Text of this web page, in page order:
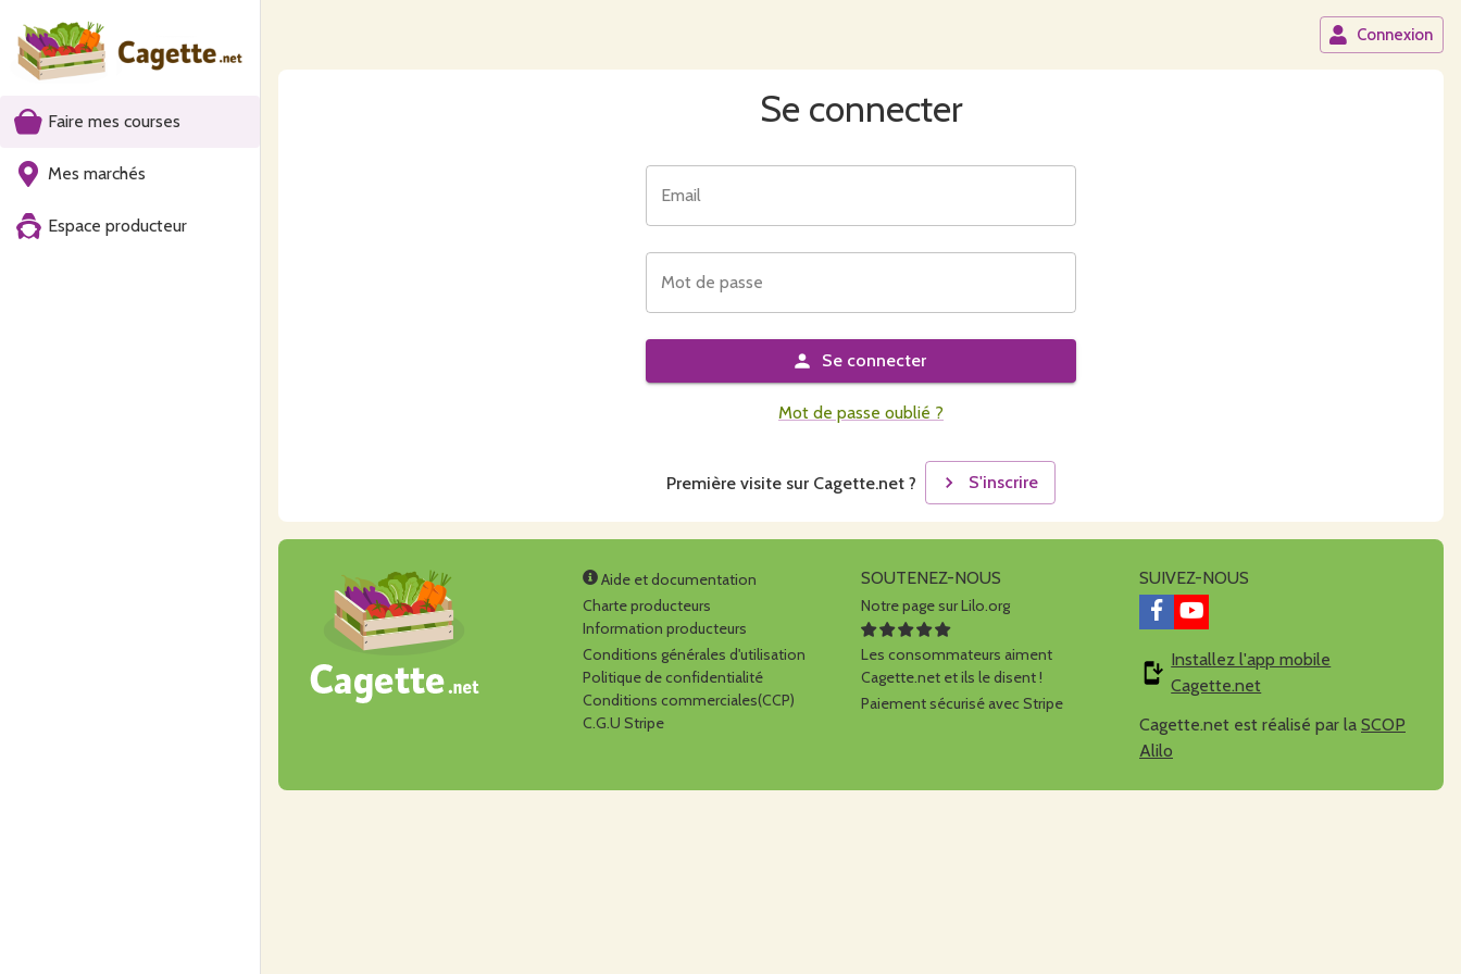
Faire mes courses
Mes marchés
Espace producteur
Connexion
Se connecter
Email
Mot de passe
Se connecter
Mot de passe oublié ?
Première visite sur Cagette.net ? S'inscrire
Aide et documentation
Charte producteurs
Information producteurs
Conditions générales d'utilisation
Politique de confidentialité
Conditions commerciales(CCP)
C.G.U Stripe
SOUTENEZ-NOUS
Notre page sur Lilo.org
Les consommateurs aiment
Cagette.net et ils le disent !
Paiement sécurisé avec Stripe
SUIVEZ-NOUS
Installez l'app mobile
Cagette.net
Cagette.net est réalisé par la SCOP
Alilo